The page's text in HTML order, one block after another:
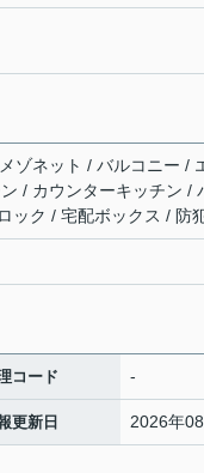
ゾネット / バルコニー /
/ カウンターキッチン /
ック / 宅配ボックス / 防
コード -
更新日 2026年